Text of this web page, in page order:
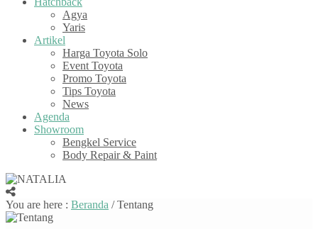
Agya
Yaris
Artikel
Harga Toyota Solo
Event Toyota
Promo Toyota
Tips Toyota
News
Agenda
Showroom
Bengkel Service
Body Repair & Paint
You are here : Beranda /Tentang